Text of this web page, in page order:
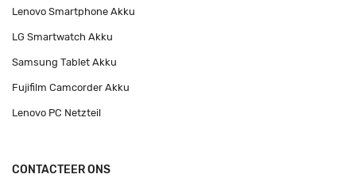
Lenovo Smartphone Akku
LG Smartwatch Akku
Samsung Tablet Akku
Fujifilm Camcorder Akku
Lenovo PC Netzteil
CONTACTEER ONS